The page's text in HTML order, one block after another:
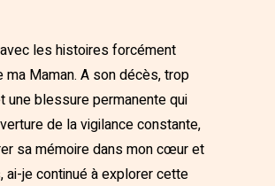
avec les histoires forcément
ma Maman. A son décès, trop
une blessure permanente qui
de la vigilance constante,
sa mémoire dans mon cœur et
ai-je continué à explorer cette